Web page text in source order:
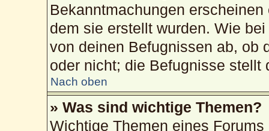
Bekanntmachungen
dem sie erstellt wurden. Wie
von deinen Befugnissen ab, ob
oder nicht; die Befugnisse stellt
Nach oben
» Was sind wichtige Themen?
Wichtige Themen eines